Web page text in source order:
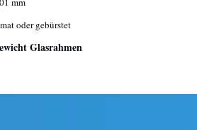
oder gebürstet
Glasrahmen